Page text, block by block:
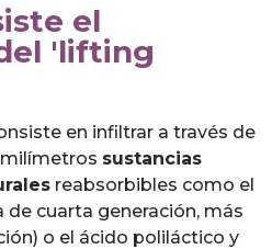
el
'lifting
en infiltrar a través de
milímetros sustancias
reabsorbibles como el
de cuarta generación, más
o el ácido poliláctico y